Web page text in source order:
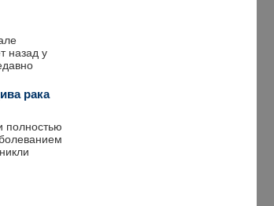
назад у
рака
полностью